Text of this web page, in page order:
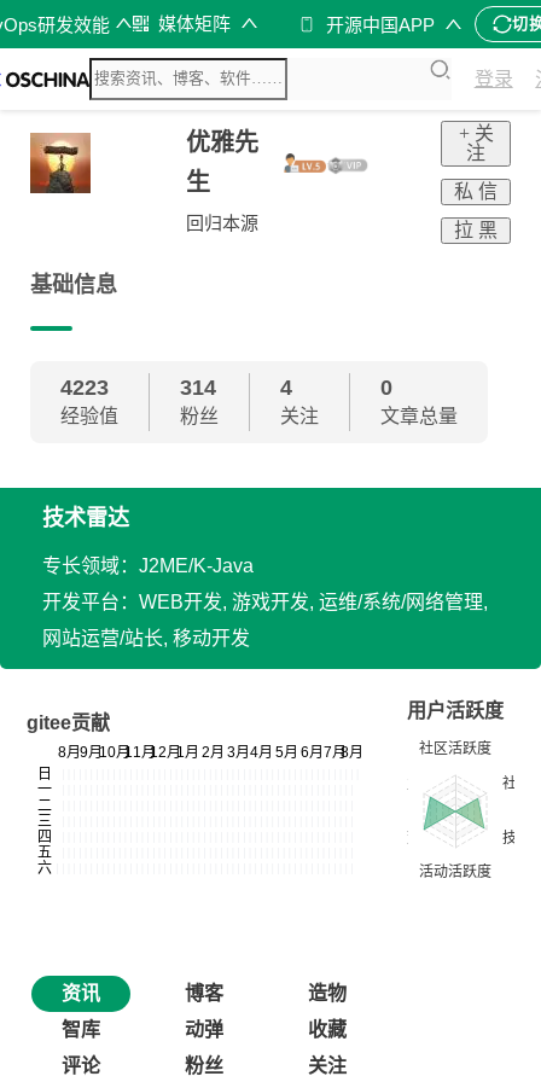
研发效能 媒体矩阵 开源中国APP 切
登录
优雅先
生
回归本源
+ 关
注
私 信
拉 黑
基础信息
4223
经验值
314
粉丝
4
关注
0
文章总量
技术雷达
专长领域：J2ME/K-Java
开发平台：WEB开发, 游戏开发, 运维/系统/网络管理,
网站运营/站长, 移动开发
gitee贡献
用户活跃度
资讯 博客
造物
智库
动弹
收藏
评论
粉丝 关注